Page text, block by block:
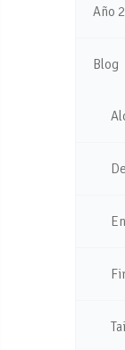
Año
Blog